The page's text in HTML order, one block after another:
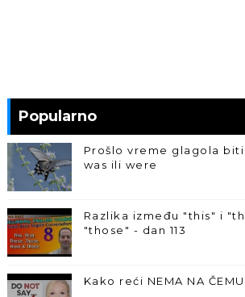
Popularno
Prošlo vreme glagola
was ili were
Razlika između "this" i
"those" - dan 113
Kako reći NEMA NA